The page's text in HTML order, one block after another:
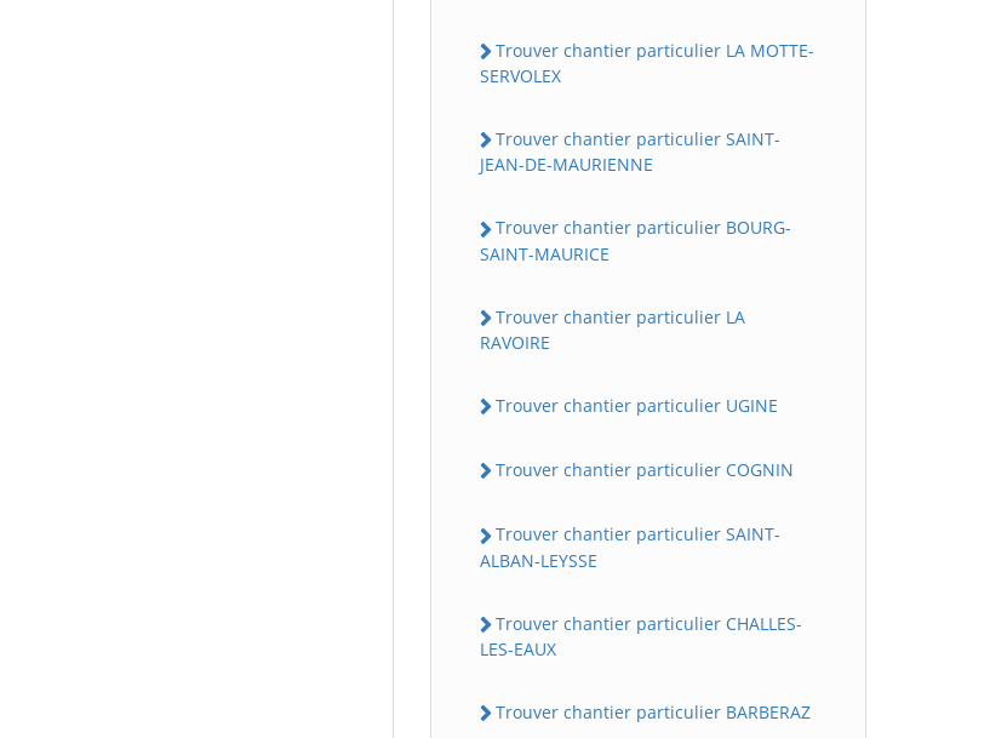
Trouver chantier particulier LA MOTTE-
SERVOLEX
Trouver chantier particulier SAINT-
JEAN-DE-MAURIENNE
Trouver chantier particulier BOURG-
SAINT-MAURICE
Trouver chantier particulier LA
RAVOIRE
Trouver chantier particulier UGINE
Trouver chantier particulier COGNIN
Trouver chantier particulier SAINT-
ALBAN-LEYSSE
Trouver chantier particulier CHALLES-
LES-EAUX
Trouver chantier particulier BARBERAZ